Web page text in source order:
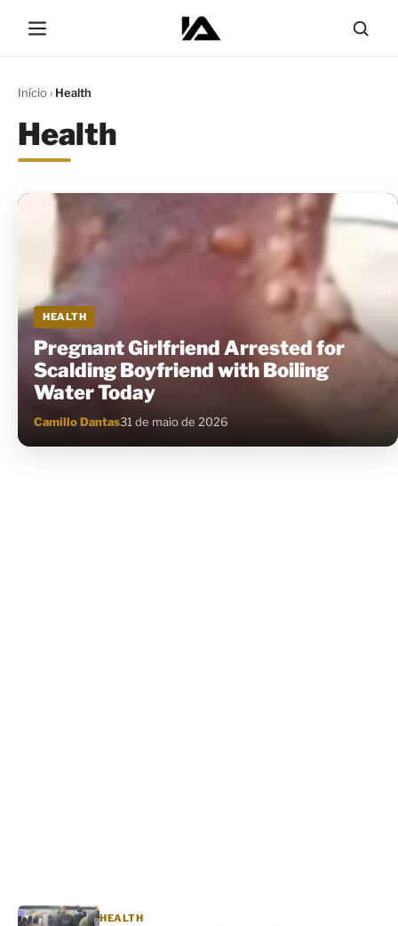
Início› Health
Health
HEALTH
Pregnant Girlfriend Arrested for
Scalding Boyfriend with Boiling
Water Today
Camillo Dantas31 de maio de 2026
HEALTH